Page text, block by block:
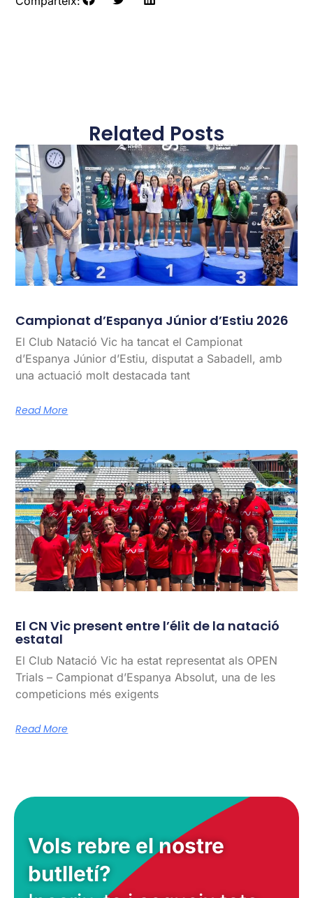
Related Posts
Campionat d’Espanya Júnior d’Estiu 2026
El Club Natació Vic ha tancat el Campionat
d’Espanya Júnior d’Estiu, disputat a Sabadell, amb
una actuació molt destacada tant
Read More
El CN Vic present entre l’élit de la natació
estatal
El Club Natació Vic ha estat representat als OPEN
Trials – Campionat d’Espanya Absolut, una de les
competicions més exigents
Read More
Vols rebre el nostre
butlletí?